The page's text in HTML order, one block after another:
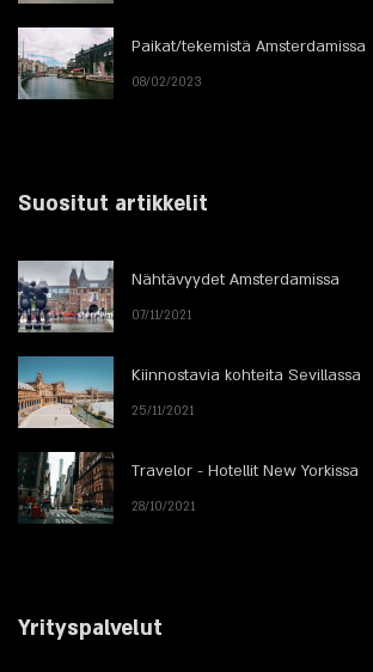
Paikat/tekemistä Amsterdamissa
08/02/2023
Suositut artikkelit
Nähtävyydet Amsterdamissa
07/11/2021
Kiinnostavia kohteita Sevillassa
25/11/2021
Travelor - Hotellit New Yorkissa
28/10/2021
Yrityspalvelut